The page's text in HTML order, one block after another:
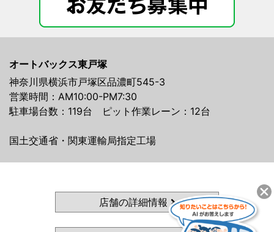
オートバックス東戸塚
神奈川県横浜市戸塚区品濃町545-3
営業時間：AM10:00-PM7:30
駐車場台数：119台 ピット作業レーン：12台
国土交通省・関東運輸局指定工場
店舗の詳細情報